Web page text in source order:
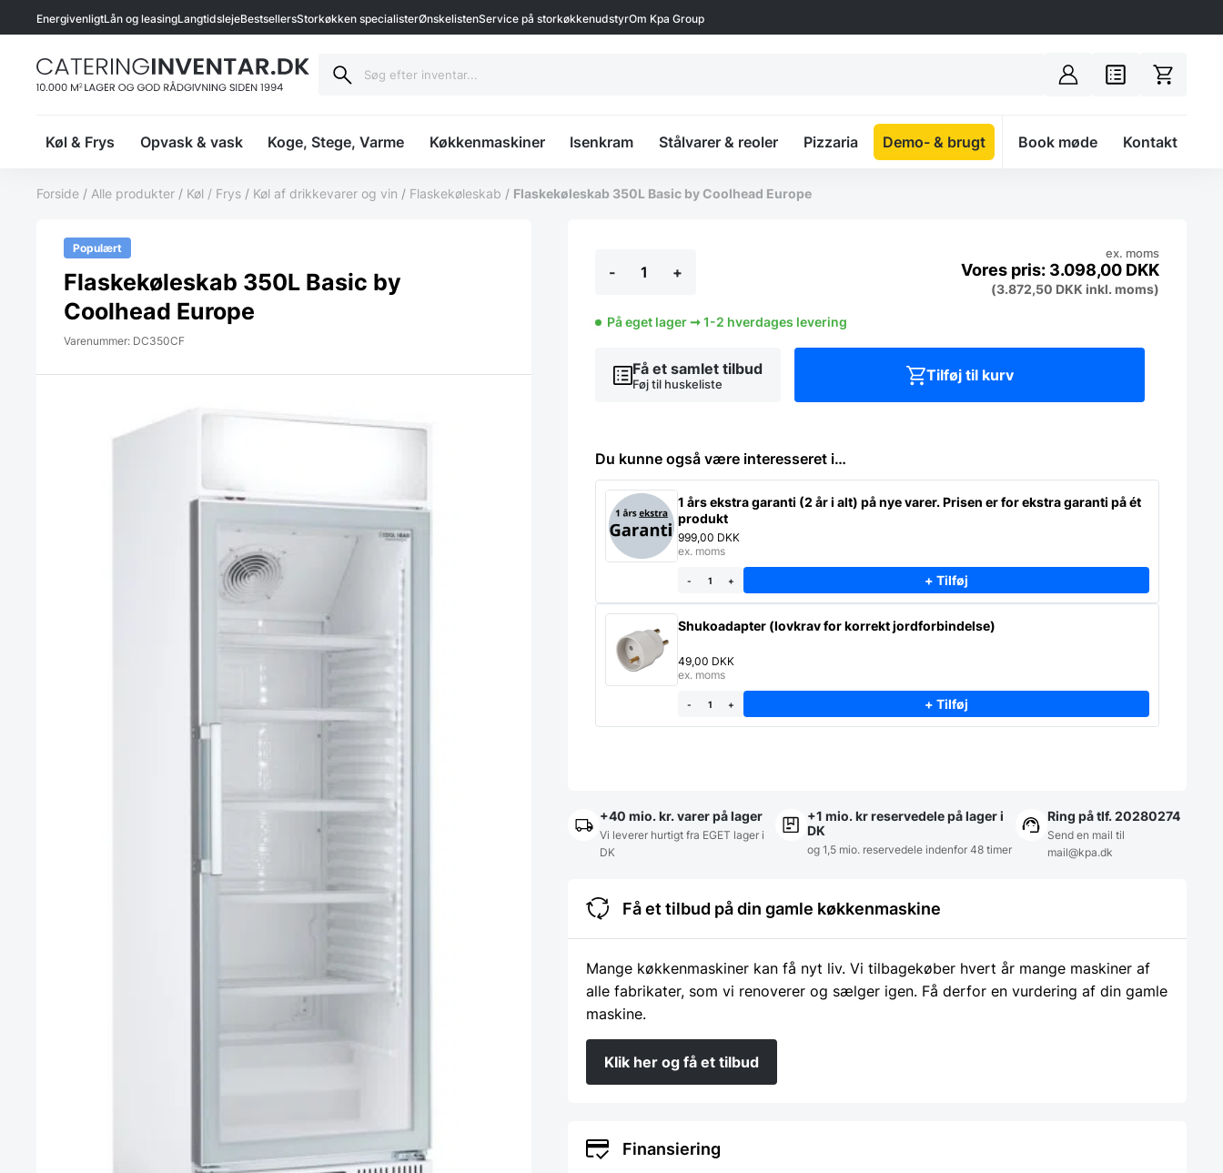
EnergivenligtLån og leasingLangtidslejeBestsellersStorkøkken specialisterØnskelistenService på storkøkkenudstyrOm Kpa Group
Køl & Frys Opvask & vask Koge, Stege, Varme Køkkenmaskiner Isenkram Stålvarer & reoler Pizzaria Demo- & brugt Spacer
Book møde Kontakt
Forside / Alle produkter / Køl / Frys / Køl af drikkevarer og vin / Flaskekøleskab / Flaskekøleskab 350L Basic by Coolhead Europe
Populært
Flaskekøleskab 350L Basic by
Coolhead Europe
Varenummer: DC350CF
-
350L
Coolhead
+ 3.098,00 DKK
ex. moms
(3.872,50 DKK inkl. moms)
På eget lager ➞ 1-2 hverdages levering
Få et samlet tilbud
Føj til huskeliste Tilføj til kurv
Du kunne også være interesseret i…
1 års ekstra garanti (2 år i alt) på nye varer. Prisen er for ekstra garanti på ét
produkt
999,00 DKK
ex. moms
- + + Tilføj
Shukoadapter (lovkrav for korrekt jordforbindelse)
49,00 DKK
ex. moms
- + + Tilføj
+40 mio. kr. varer på lager
Vi leverer hurtigt fra EGET lager i
DK
+1 mio. kr reservedele på lager i
DK
og 1,5 mio. reservedele indenfor 48 timer
Ring på tlf. 20280274
Send en mail til
mail@kpa.dk
Få et tilbud på din gamle køkkenmaskine
Mange køkkenmaskiner kan få nyt liv. Vi tilbagekøber hvert år mange maskiner af
alle fabrikater, som vi renoverer og sælger igen. Få derfor en vurdering af din gamle
maskine.
Klik her og få et tilbud
Finansiering